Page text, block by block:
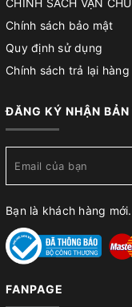
CHÍNH SÁCH VẬN
Chính sách bảo mật
Quy định sử dụng
Chính sách trả lại hàng
ĐĂNG KÝ NHẬN BẢN
Bạn là khách hàng
FANPAGE